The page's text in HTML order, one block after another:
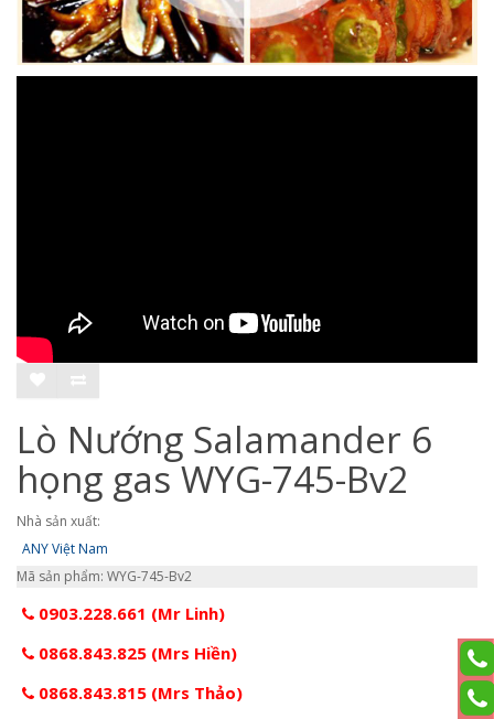
Lò Nướng Salamander 6
họng gas WYG-745-Bv2
Nhà sản xuất:
ANY Việt Nam
Mã sản phẩm: WYG-745-Bv2
0903.228.661 (Mr Linh)
0868.843.825 (Mrs Hiền)
0868.843.815 (Mrs Thảo)